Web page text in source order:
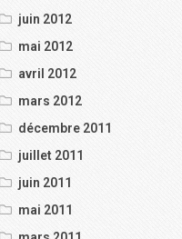
juin 2012
mai 2012
avril 2012
mars 2012
décembre 2011
juillet 2011
juin 2011
mai 2011